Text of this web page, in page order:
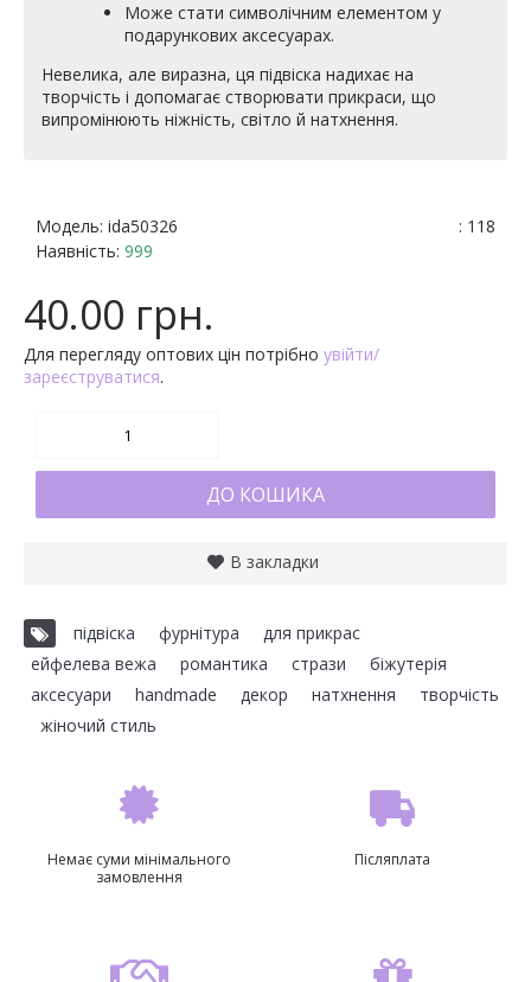
Може стати символічним елементом у
подарункових аксесуарах.
Невелика, але виразна, ця підвіска надихає на
творчість і допомагає створювати прикраси, що
випромінюють ніжність, світло й натхнення.
: 118
Модель: ida50326
Наявність: 999
40.00 грн.
Для перегляду оптових цін потрібно увійти/
зареєструватися.
ДО КОШИКА
В закладки
підвіска фурнітура для прикрас
ейфелева вежа
романтика стрази біжутерія
аксесуари
handmade декор натхнення
творчість
жіночий стиль
Немає суми мінімального
замовлення
Післяплата